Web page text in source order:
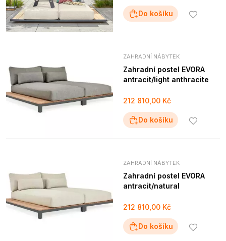
Do košíku
ZAHRADNÍ NÁBYTEK
Zahradní postel EVORA
antracit/light anthracite
212 810,00 Kč
Do košíku
ZAHRADNÍ NÁBYTEK
Zahradní postel EVORA
antracit/natural
212 810,00 Kč
Do košíku